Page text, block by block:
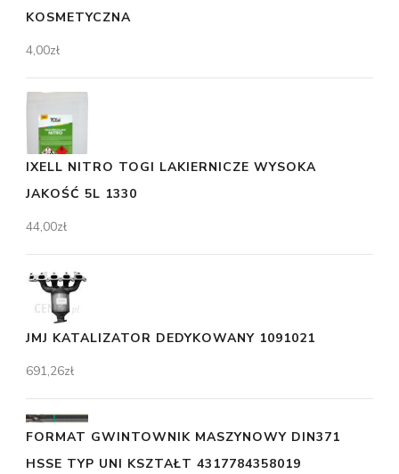
KOSMETYCZNA
4,00zł
IXELL NITRO TOGI LAKIERNICZE WYSOKA
JAKOŚĆ 5L 1330
44,00zł
JMJ KATALIZATOR DEDYKOWANY 1091021
691,26zł
FORMAT GWINTOWNIK MASZYNOWY DIN371
HSSE TYP UNI KSZTAŁT 4317784358019